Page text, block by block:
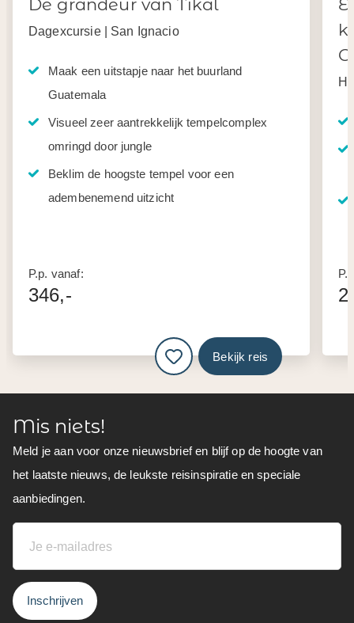
De grandeur van Tikal
Dagexcursie | San Ignacio
Maak een uitstapje naar het buurland
Guatemala
Visueel zeer aantrekkelijk tempelcomplex
omringd door jungle
Beklim de hoogste tempel voor een
adembenemend uitzicht
P.p. vanaf:
346,-
Bekijk reis
Mis niets!
Meld je aan voor onze nieuwsbrief en blijf op de hoogte van
het laatste nieuws, de leukste reisinspiratie en speciale
aanbiedingen.
Inschrijven